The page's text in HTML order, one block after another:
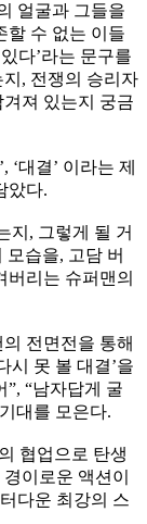
얼굴과 그들을
할 수 없는 이들
다’라는 문구를
, 전쟁의 승리자
져 있는지 궁금
‘대결’ 이라는 제
았다.
지, 그렇게 될 거
습을, 고담 버
버리는 슈퍼맨의
전면전을 통해
시 못 볼 대결’을
”, “남자답게 굴
대를 모은다.
협업으로 탄생
이로운 액션이
다운 최강의 스